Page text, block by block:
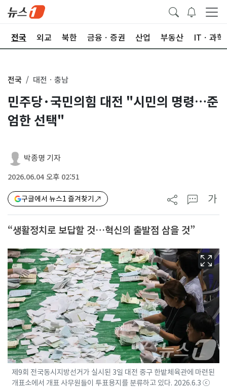
전국 외교 북한 금융ㆍ증권 산업 부동산 ITㆍ과학
전국 대전ㆍ충남
민주당·국민의힘 대전 "시민의 명령…준
엄한 선택"
박종명 기자
2026.06.04 오후 02:51
구글에서 뉴스1 즐겨찾기 가
“생활정치로 보답할 것…혁신의 출발점 삼을 것”
제9회 전국동시지방선거가 실시된 3일 대전 중구 한밭체육관에 마련된
개표소에서 개표 사무원들이 투표용지를 분류하고 있다. 2026.6.3 ⓒ